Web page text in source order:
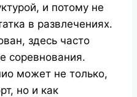
и потому не
в развлечениях.
здесь часто
соревнования.
может не только,
но и как